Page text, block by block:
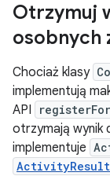
Otrzymuj
osobnych
Chociaż klasy
implementują
API
otrzymają wynik
implementuje